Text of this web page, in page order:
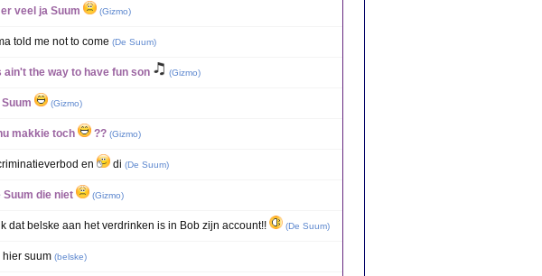
veel ja Suum (Gizmo)
told me not to come (De Suum)
ain't the way to have fun son (Gizmo)
Suum (Gizmo)
makkie toch ?? (Gizmo)
en di (De Suum)
Suum die niet (Gizmo)
dat belske aan het verdrinken is in Bob zijn account!! (De Suum)
hier suum (belske)